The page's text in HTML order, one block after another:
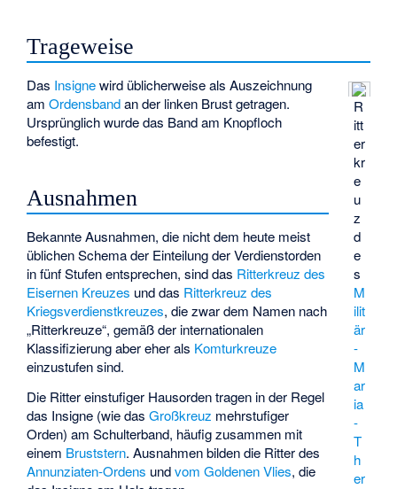
Trageweise
R
itt
er
kr
e
u
z
d
e
s
M
ilit
är
-
M
ar
ia
-
T
h
er
Das Insignewird üblicherweise als Auszeichnung
amOrdensbandan der linken Brust getragen.
Ursprünglich wurde das Band am Knopfloch
befestigt.
Ausnahmen
Bekannte Ausnahmen, die nicht dem heute meist
üblichen Schema der Einteilung der Verdienstorden
in fünf Stufen entsprechen, sind das Ritterkreuz des
Eisernen Kreuzes und das Ritterkreuz des
Kriegsverdienstkreuzes, die zwar dem Namen nach
„Ritterkreuze“, gemäß der internationalen
Klassifizierung aber eher als Komturkreuze
einzustufen sind.
Die Ritter einstufiger Hausorden tragen in der Regel
das Insigne (wie dasGroßkreuz mehrstufiger
Orden) am Schulterband, häufig zusammen mit
einem Bruststern. Ausnahmen bilden die Ritter des
Annunziaten-Ordens undvom Goldenen Vlies, die